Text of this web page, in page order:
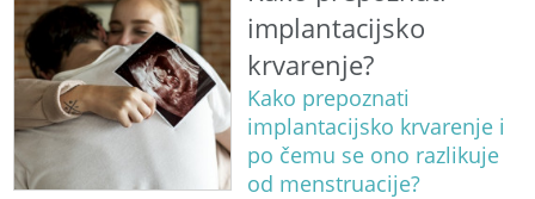
implantacijsko
krvarenje?
Kako prepoznati
implantacijsko krvarenje i
po čemu se ono razlikuje
od menstruacije?